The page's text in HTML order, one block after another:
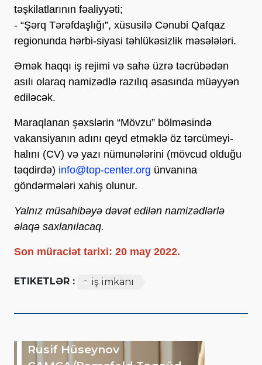
təşkilatlarının fəaliyyəti;
- “Şərq Tərəfdaşlığı”, xüsusilə Cənubi Qafqaz
regionunda hərbi-siyasi təhlükəsizlik məsələləri.
Əmək haqqı iş rejimi və sahə üzrə təcrübədən
asılı olaraq namizədlə razılıq əsasında müəyyən
ediləcək.
Maraqlanan şəxslərin “Mövzu” bölməsində
vakansiyanın adını qeyd etməklə öz tərcümeyi-
halını (CV) və yazı nümunələrini (mövcud olduğu
təqdirdə) info@top-center.org ünvanına
göndərmələri xahiş olunur.
Yalnız müsahibəyə dəvət edilən namizədlərlə
əlaqə saxlanılacaq.
Son müraciət tarixi: 20 may 2022.
ETIKETLƏR : iş imkanı
Rusif Hüseynov